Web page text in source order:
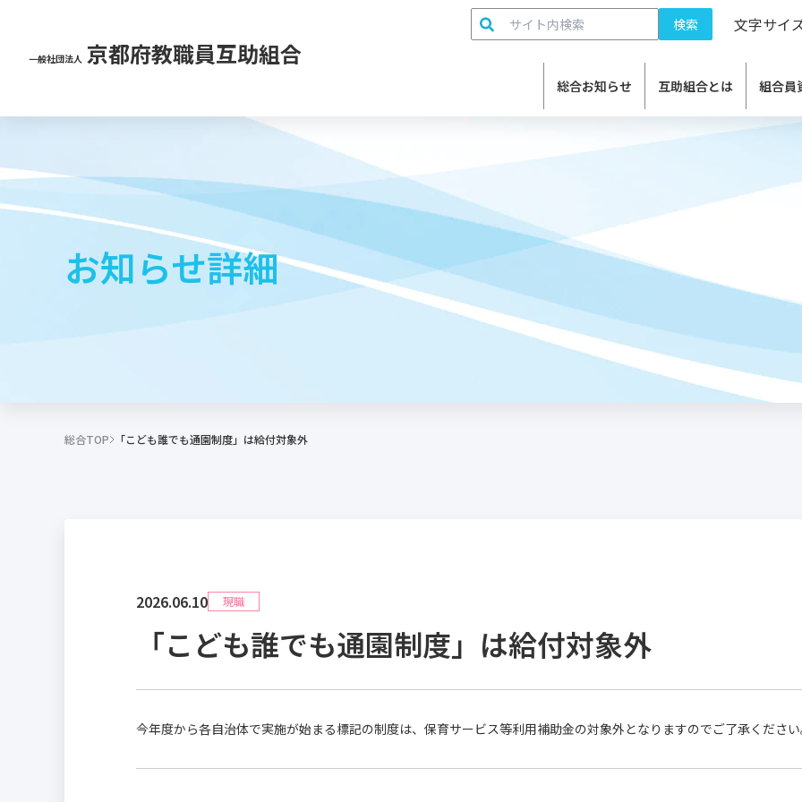
一般社団法人 京都府教職員互助組合
文字サイ
検索:
総合お知らせ 互助組合とは 組合員
お知らせ詳細
総合TOP 「こども誰でも通園制度」は給付対象外
2026.06.10 現職
「こども誰でも通園制度」は給付対象外
今年度から各自治体で実施が始まる標記の制度は、保育サービス等利用補助金の対象外となりますのでご了承くださ